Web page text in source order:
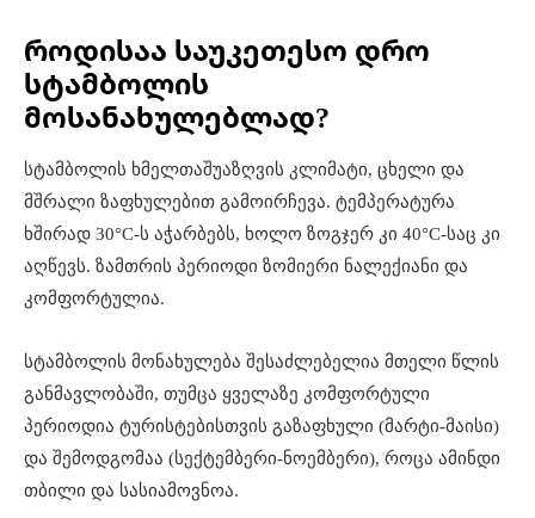
როდისაა საუკეთესო დრო
სტამბოლის
მოსანახულებლად?
სტამბოლის ხმელთაშუაზღვის კლიმატი, ცხელი და
მშრალი ზაფხულებით გამოირჩევა. ტემპერატურა
ხშირად 30°C-ს აჭარბებს, ხოლო ზოგჯერ კი 40°C-საც კი
აღწევს. ზამთრის პერიოდი ზომიერი ნალექიანი და
კომფორტულია.
სტამბოლის მონახულება შესაძლებელია მთელი წლის
განმავლობაში, თუმცა ყველაზე კომფორტული
პერიოდია ტურისტებისთვის გაზაფხული (მარტი-მაისი)
და შემოდგომაა (სექტემბერი-ნოემბერი), როცა ამინდი
თბილი და სასიამოვნოა.